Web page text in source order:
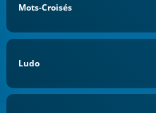
Mots-Croisés
Ludo